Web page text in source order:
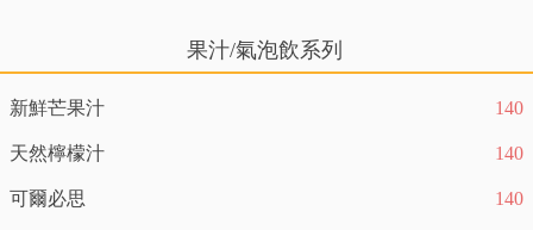
果汁/氣泡飲系列
新鮮芒果汁 140
天然檸檬汁 140
可爾必思 140